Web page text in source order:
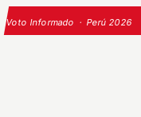
Voto Informado · Perú 2026